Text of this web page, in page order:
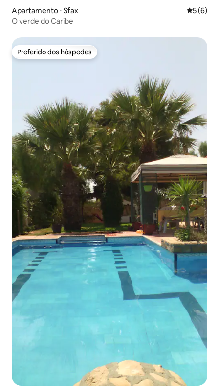
Apartamento ⋅ Sfax 5 de
5 (6)
O verde do Caribe
Preferido dos hóspedes
Preferido dos hóspedes